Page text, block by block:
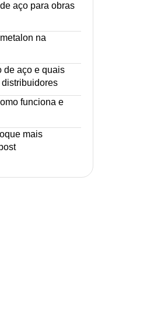
aço para obras
na
de aço e quais
funciona e
mais